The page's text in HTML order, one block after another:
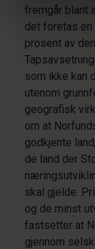
fremgår blant
det foretas en
prosent av
som ikke kan
utenom
geografisk
om at
godkjente
de land der
skal gjelde.
og de minst
fastsetter at
gjennom